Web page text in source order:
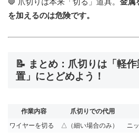
🛑 爪切りは本来「切る」道具。 金属
を加えるのは危険です。
📝 まとめ：爪切りは「軽
置」にとどめよう！
作業内容 爪切りでの代用
ワイヤーを切る
△（細い場合のみ）
ニ